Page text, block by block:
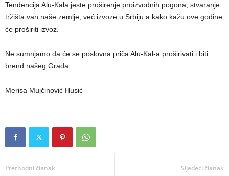
Tendencija Alu-Kala jeste proširenje proizvodnih pogona, stvaranje
tržišta van naše zemlje, već izvoze u Srbiju a kako kažu ove godine
će proširiti izvoz.
Ne sumnjamo da će se poslovna priča Alu-Kal-a proširivati i biti
brend našeg Grada.
Merisa Mujčinović Husić
Prethodni članak Sljedeći članak